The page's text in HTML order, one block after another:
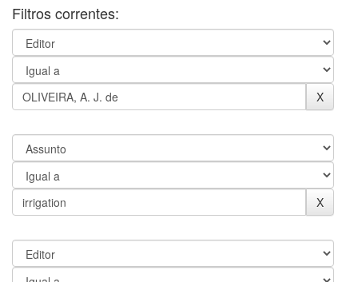
Filtros correntes: